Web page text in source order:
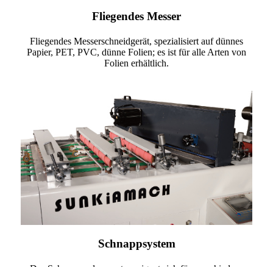
Fliegendes Messer
Fliegendes Messerschneidgerät, spezialisiert auf dünnes
Papier, PET, PVC, dünne Folien; es ist für alle Arten von
Folien erhältlich.
Schnappsystem